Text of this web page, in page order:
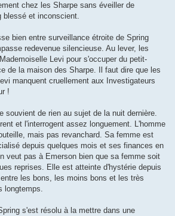
chez les Sharpe sans éveiller de
blessé et inconscient.
bien entre surveillance étroite de Spring
redevenue silencieuse. Au lever, les
Levi pour s'occuper du petit-
de la maison des Sharpe. Il faut dire que les
manquent cruellement aux Investigateurs
!
souvient de rien au sujet de la nuit dernière.
et l'interrogent assez longuement. L'homme
mais pas revanchard. Sa femme est
depuis quelques mois et ses finances en
veut pas à Emerson bien que sa femme soit
reprises. Elle est atteinte d'hystérie depuis
les bons, les moins bons et les très
longtemps.
s'est résolu à la mettre dans une